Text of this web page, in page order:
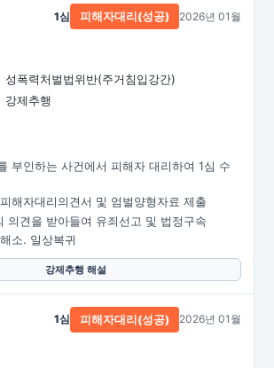
성폭력처벌법위반(주거침입강간)
강제추행
1심 피해자대리(성공) 2026년 01월
부인하는 사건에서 피해자 대리하여 1심 수
해자대리의견서 및 엄벌양형자료 제출
의견을 받아들여 유죄선고 및 법정구속
소. 일상복귀
강제추행 해설
1심 피해자대리(성공) 2026년 01월